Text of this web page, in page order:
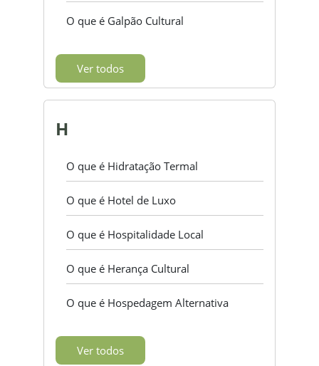
O que é Galpão Cultural
Ver todos
H
O que é Hidratação Termal
O que é Hotel de Luxo
O que é Hospitalidade Local
O que é Herança Cultural
O que é Hospedagem Alternativa
Ver todos